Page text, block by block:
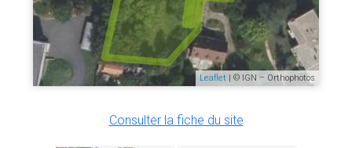
Leaflet | © IGN – Orthophotos
Consulter la fiche du site